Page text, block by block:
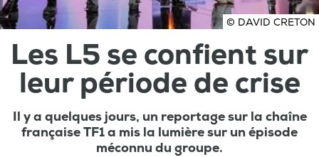
© DAVID CRETON
Les L5 se confient sur
leur période de crise
Il y a quelques jours, un reportage sur la chaîne
française TF1 a mis la lumière sur un épisode
méconnu du groupe.